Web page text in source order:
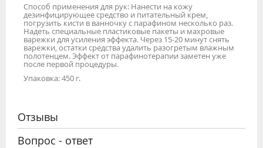
Способ применения для рук: Нанести на кожу
дезинфицирующее средство и питательный крем,
погрузить кисти в ванночку с парафином несколько раз.
Надеть специальные пластиковые пакеты и махровые
варежки для усиления эффекта. Через 15-20 минут снять
варежки, остатки средства удалить разогретым влажным
полотенцем. Эффект от парафинотерапии заметен уже
после первой процедуры.
Упаковка: 450 г.
Отзывы
Вопрос - ответ